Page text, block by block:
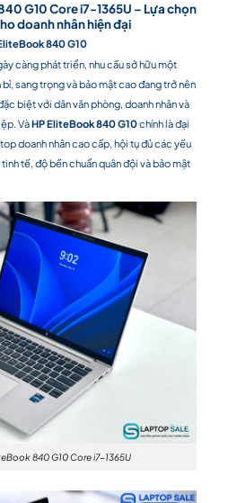
G10 Core i7-1365U – Lựa chọn
doanh nhân hiện đại
840 G10
càng phát triển, nhu cầu sở hữu một
sang trọng và bảo mật cao đang trở nên
biệt với dân văn phòng, doanh nhân và
VàHP EliteBook 840 G10chính là đại
doanh nhân cao cấp, hội tụ đủ các yếu
tế, độ bền chuẩn quân đội và bảo mật
840 G10 Core i7-1365U